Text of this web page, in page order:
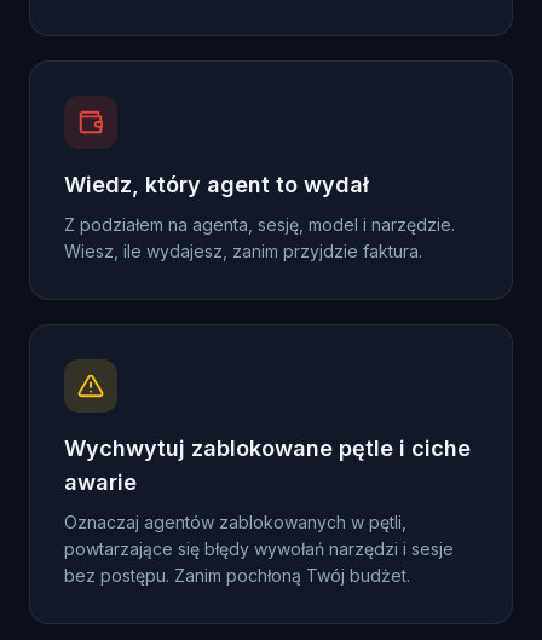
Wiedz, który agent to wydał
Z podziałem na agenta, sesję, model i narzędzie.
Wiesz, ile wydajesz, zanim przyjdzie faktura.
Wychwytuj zablokowane pętle i ciche
awarie
Oznaczaj agentów zablokowanych w pętli,
powtarzające się błędy wywołań narzędzi i sesje
bez postępu. Zanim pochłoną Twój budżet.